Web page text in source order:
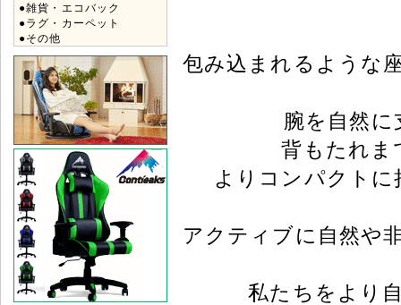
●雑貨・エコバック
●ラグ・カーペット
●その他
包み込まれるような
腕を自然
背もたれま
よりコンパクト
アクティブに自然や
私たちをより